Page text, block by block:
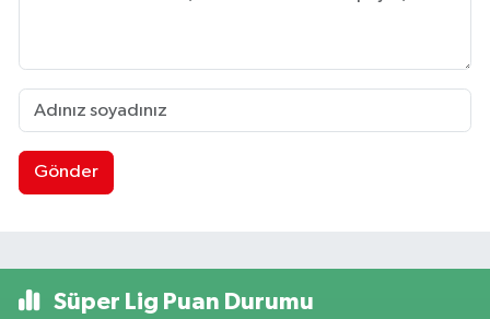
Gönder
Süper Lig Puan Durumu